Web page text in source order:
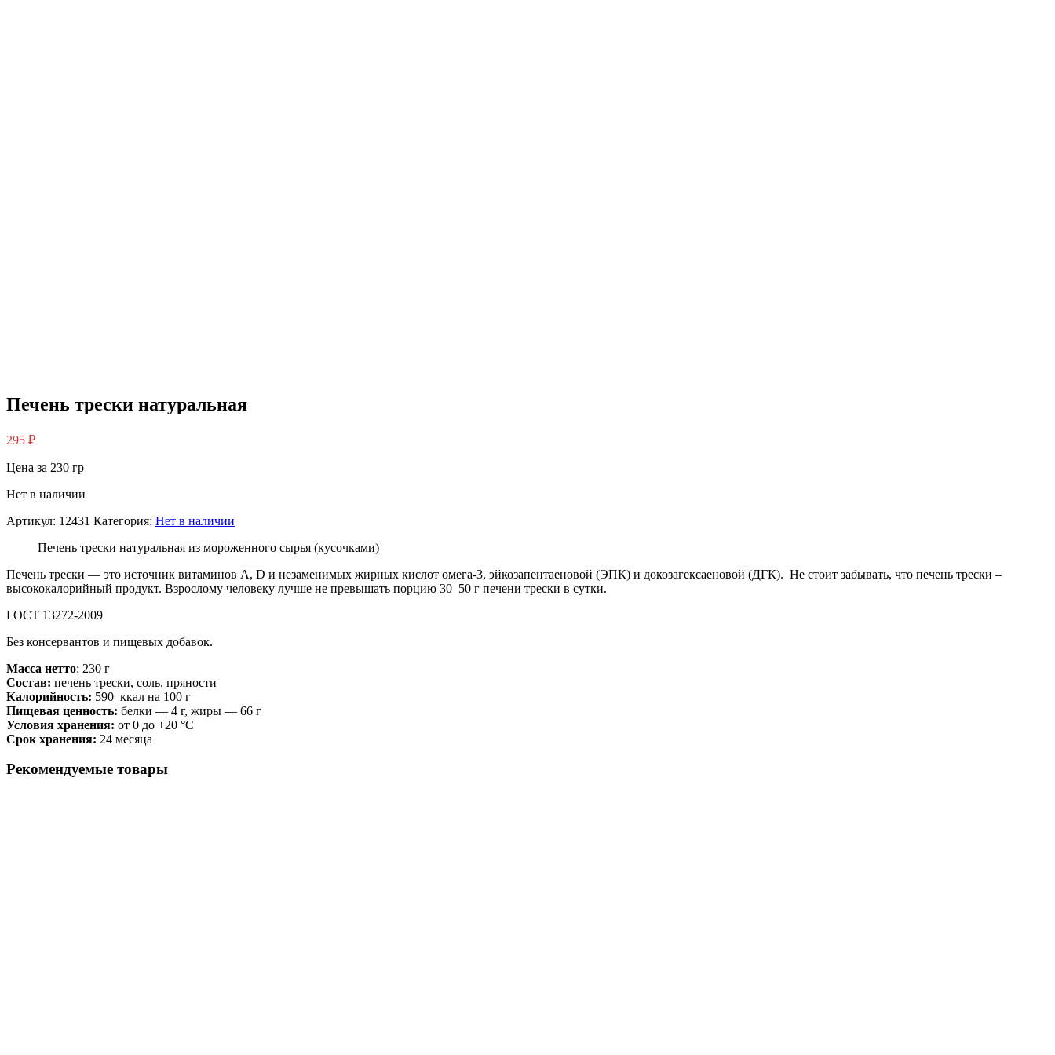
Печень трески натуральная
295 ₽
Цена за 230 гр
Нет в наличии
Артикул: 12431 Категория: Нет в наличии
Печень трески натуральная из мороженного сырья (кусочками)
Печень трески — это источник витаминов А, D и незаменимых жирных кислот омега-3, эйкозапентаеновой (ЭПК) и докозагексаеновой (ДГК). Не стоит забывать, что печень трески –
высококалорийный продукт. Взрослому человеку лучше не превышать порцию 30–50 г печени трески в сутки.
ГОСТ 13272-2009
Без консервантов и пищевых добавок.
Масса нетто: 230 г
Состав: печень трески, соль, пряности
Калорийность: 590 ккал на 100 г
Пищевая ценность: белки — 4 г, жиры — 66 г
Условия хранения: от 0 до +20 °C
Срок хранения: 24 месяца
Рекомендуемые товары